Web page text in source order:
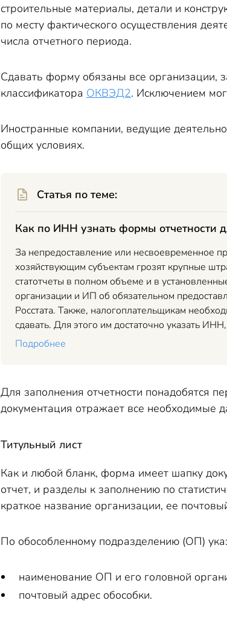
строительные материалы, детали и
по месту фактического осуществления
числа отчетного периода.
Сдавать форму обязаны все организации,
классификатора ОКВЭД2. Исключением
Иностранные компании, ведущие
общих условиях.
Статья по теме:
Как по ИНН узнать формы отчетности
За непредоставление или несвоевременное
хозяйствующим субъектам грозят крупные
статотчеты в полном объеме и в
организации и ИП об обязательном
Росстата. Также, налогоплательщикам
сдавать. Для этого им достаточно указать
Подробнее
Для заполнения отчетности понадобятся
документация отражает все необходимые
Титульный лист
Как и любой бланк, форма имеет шапку
отчет, и разделы к заполнению по
краткое название организации, ее
По обособленному подразделению (ОП)
наименование ОП и его головной
почтовый адрес обособки.